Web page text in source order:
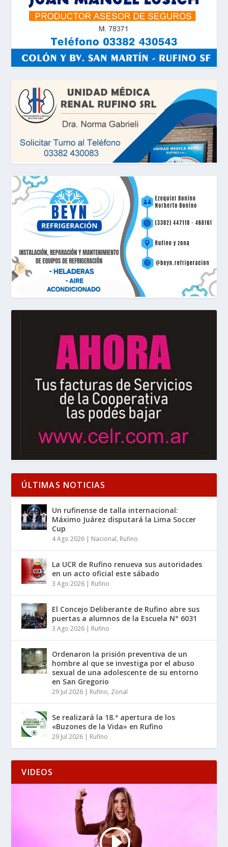
ÚLTIMAS NOTICIAS
Un rufinense de talla internacional:
Máximo Juárez disputará la Lima Soccer
Cup
4 Ago 2026 | Nacional, Rufino
La UCR de Rufino renueva sus autoridades
en un acto oficial este sábado
3 Ago 2026 | Rufino
El Concejo Deliberante de Rufino abre sus
puertas a alumnos de la Escuela N° 6031
3 Ago 2026 | Rufino
Ordenaron la prisión preventiva de un
hombre al que se investiga por el abuso
sexual de una adolescente de su entorno
en San Gregorio
29 Jul 2026 | Rufino, Zonal
Se realizará la 18.ª apertura de los
«Buzones de la Vida» en Rufino
29 Jul 2026 | Rufino
VIDEOS